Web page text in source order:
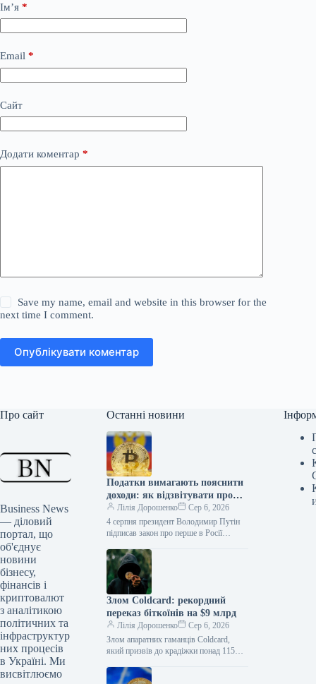
Ім’я *
Email *
Сайт
Додати коментар *
Save my name, email and website in this browser for the
next time I comment.
Опублікувати коментар
Про сайт
Business News
— діловий
портал, що
об'єднує
новини
бізнесу,
фінансів і
криптовалют
з аналітикою
політичних та
інфраструктур
них процесів
в Україні. Ми
висвітлюємо
Останні новини
Податки вимагають пояснити
доходи: як відзвітувати про
криптоактиви
Лілія Дорошенко
Сер 6, 2026
4 серпня президент Володимир Путін
підписав закон про перше в Росії
Документ, який вводить цифрові
валюти в…
Злом Coldcard: рекордний
переказ біткоїнів на $9 млрд
Лілія Дорошенко
Сер 6, 2026
Злом апаратних гаманців Coldcard,
який призвів до крадіжки понад 115
спричинив рекордну активність у